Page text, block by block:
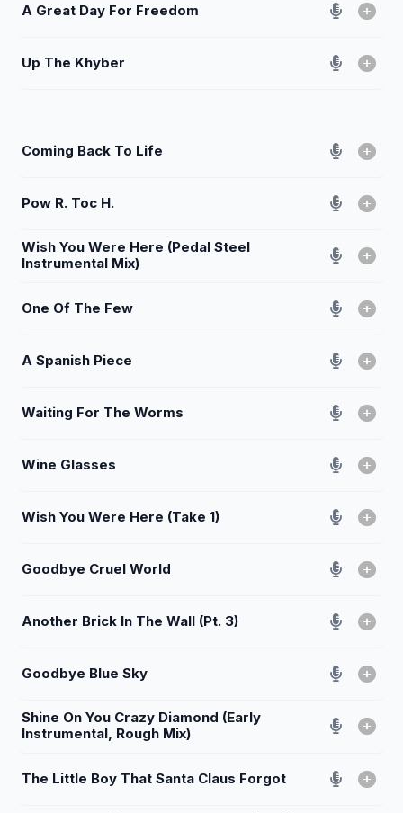
A Great Day For Freedom
Up The Khyber
Coming Back To Life
Pow R. Toc H.
Wish You Were Here (Pedal Steel
Instrumental Mix)
One Of The Few
A Spanish Piece
Waiting For The Worms
Wine Glasses
Wish You Were Here (Take 1)
Goodbye Cruel World
Another Brick In The Wall (Pt. 3)
Goodbye Blue Sky
Shine On You Crazy Diamond (Early
Instrumental, Rough Mix)
The Little Boy That Santa Claus Forgot